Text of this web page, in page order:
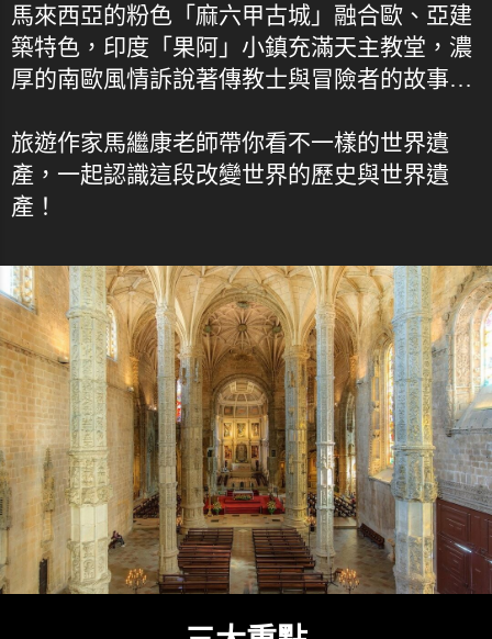
馬來西亞的粉色「麻六甲古城」融合歐、亞建
築特色，印度「果阿」小鎮充滿天主教堂，濃
厚的南歐風情訴說著傳教士與冒險者的故事…
旅遊作家馬繼康老師帶你看不一樣的世界遺
產，一起認識這段改變世界的歷史與世界遺
產！